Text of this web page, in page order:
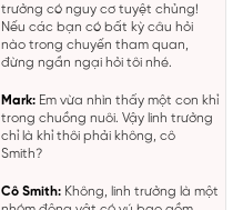
trưởng có nguy cơ tuyệt chủng!
Nếu các bạn có bất kỳ câu hỏi
nào trong chuyến tham quan,
đừng ngần ngại hỏi tôi nhé.
Mark: Em vừa nhìn thấy một con khỉ
trong chuồng nuôi. Vậy linh trưởng
chỉ là khỉ thôi phải không, cô
Smith?
Cô Smith: Không, linh trưởng là một